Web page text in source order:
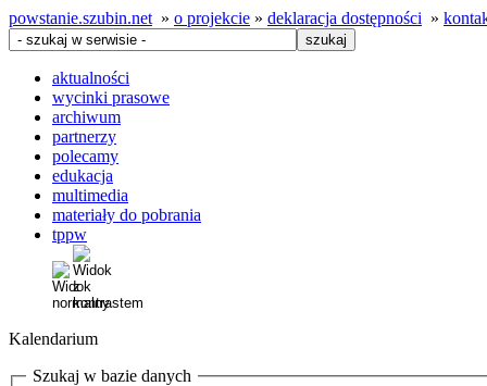
powstanie.szubin.net » o projekcie » deklaracja dostępności »
aktualności
wycinki prasowe
archiwum
partnerzy
polecamy
edukacja
multimedia
materiały do pobrania
tppw
Kalendarium
Szukaj w bazie danych